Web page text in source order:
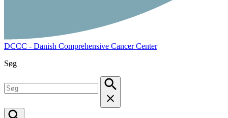
DCCC - Danish Comprehensive Cancer Center
Søg